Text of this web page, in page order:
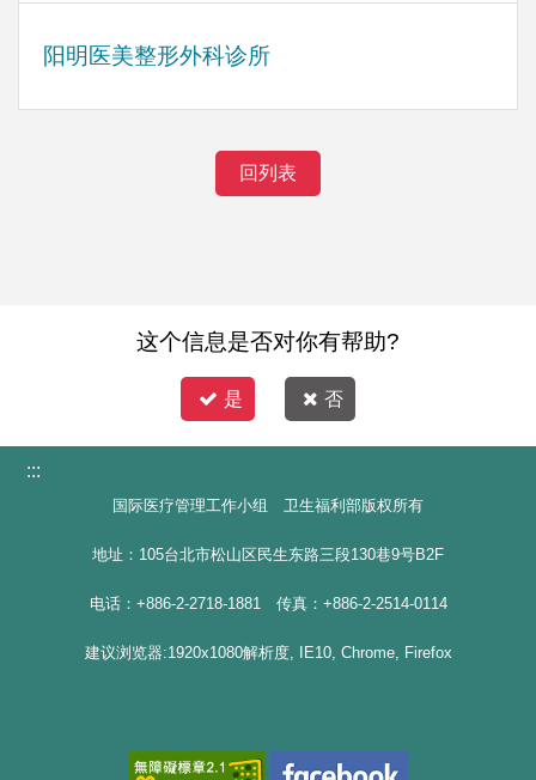
阳明医美整形外科诊所
回列表
这个信息是否对你有帮助?
是 否
:::
国际医疗管理工作小组 卫生福利部版权所有
地址：105台北市松山区民生东路三段130巷9号B2F
电话：+886-2-2718-1881 传真：+886-2-2514-0114
建议浏览器:1920x1080解析度, IE10, Chrome, Firefox